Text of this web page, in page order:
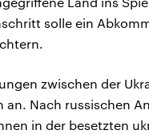
solle ein
zwischen der
an. Nach russischen
in der besetzten